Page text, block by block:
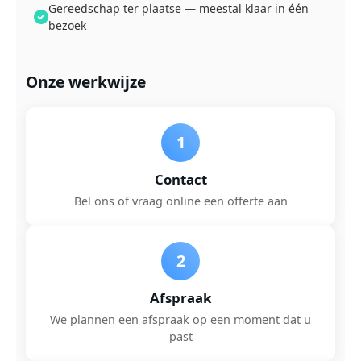
Gereedschap ter plaatse — meestal klaar in één
bezoek
Onze werkwijze
1
Contact
Bel ons of vraag online een offerte aan
2
Afspraak
We plannen een afspraak op een moment dat u
past